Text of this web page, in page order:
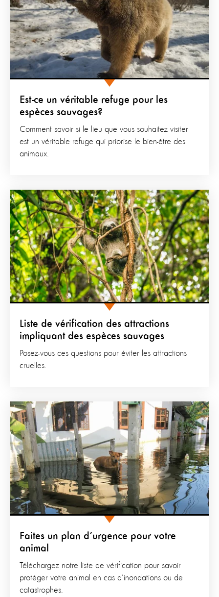
Est-ce un véritable refuge pour les
espèces sauvages?
Comment savoir si le lieu que vous souhaitez visiter
est un véritable refuge qui priorise le bien-être des
animaux.
Liste de vérification des attractions
impliquant des espèces sauvages
Posez-vous ces questions pour éviter les attractions
cruelles.
Faites un plan d’urgence pour votre
animal
Téléchargez notre liste de vérification pour savoir
protéger votre animal en cas d’inondations ou de
catastrophes.